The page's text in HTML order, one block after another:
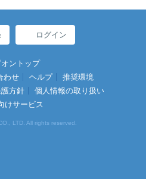
ログイン
ントップ
わせ ヘルプ
推奨環境
方針
個人情報の取り扱い
けサービス
LTD. All rights reserved.